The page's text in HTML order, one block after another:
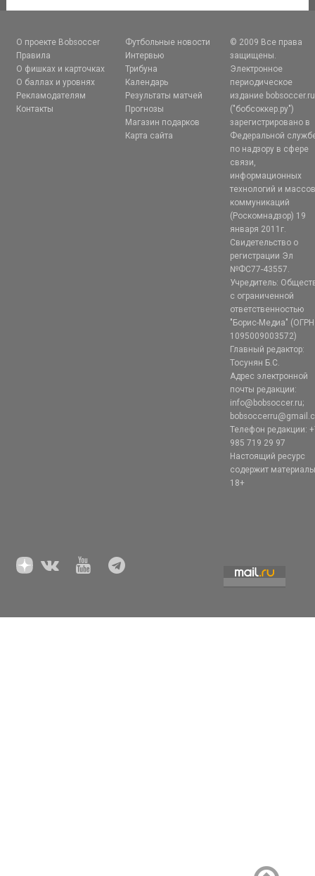
О проекте Bobsoccer
Правила
О фишках и карточках
О баллах и уровнях
Рекламодателям
Контакты
Футбольные новости
Интервью
Трибуна
Календарь
Результаты матчей
Прогнозы
Магазин подарков
Карта сайта
© 2009 Все права
защищены.
Электронное
периодическое
издание bobsoccer.ru
("бобсоккер.ру")
зарегистрировано в
Федеральной
по надзору в сфере
связи,
информационных
технологий и
коммуникаций
(Роскомнадзор) 19
января 2011г.
Свидетельство о
регистрации Эл
№ФС77-43557.
Учредитель:
с ограниченной
ответственностью
"Борис-Медиа" (ОГРН
1095009003572)
Главный редактор:
Тосунян Б.С.
Адрес электронной
почты редакции:
info@bobsoccer.ru;
Телефон редакции:
985 719 29 97
Настоящий ресурс
содержит
18+